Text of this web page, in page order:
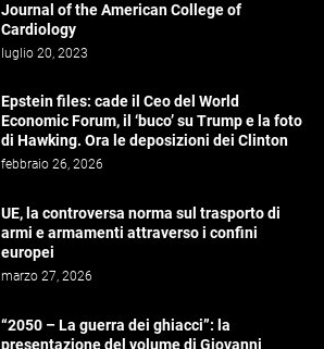
Journal of the American College of
Cardiology
luglio 20, 2023
Epstein files: cade il Ceo del World
Economic Forum, il ‘buco’ su Trump e la foto
di Hawking. Ora le deposizioni dei Clinton
febbraio 26, 2026
UE, la controversa norma sul trasporto di
armi e armamenti attraverso i confini
europei
marzo 27, 2026
“2050 – La guerra dei ghiacci”: la
presentazione del volume di Giovanni